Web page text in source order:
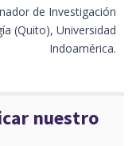
de Investigación
(Quito), Universidad
Indoamérica.
nuestro